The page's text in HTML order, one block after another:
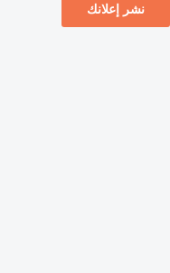
نشر إعلانك